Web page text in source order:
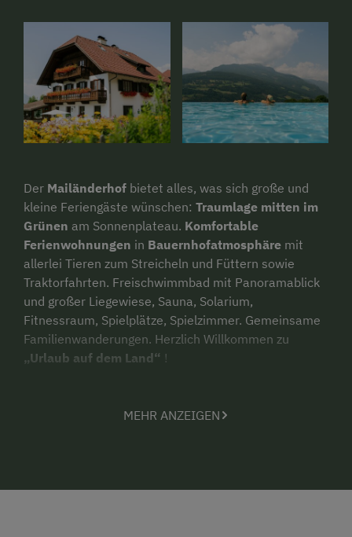
Der Mailänderhof bietet alles, was sich große und
kleine Feriengäste wünschen: Traumlage mitten im
Grünen am Sonnenplateau. Komfortable
Ferienwohnungen in Bauernhofatmosphäre mit
allerlei Tieren zum Streicheln und Füttern sowie
Traktorfahrten. Freischwimmbad mit Panoramablick
und großer Liegewiese, Sauna, Solarium,
Fitnessraum, Spielplätze, Spielzimmer. Gemeinsame
Familienwanderungen. Herzlich Willkommen zu
„Urlaub auf dem Land“ !
MEHR ANZEIGEN